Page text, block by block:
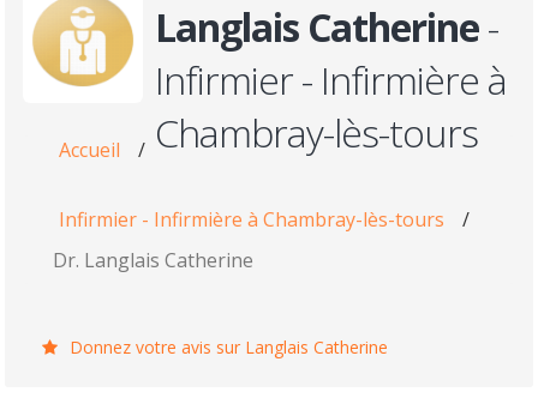
Langlais Catherine-
Infirmier - Infirmière à
Chambray-lès-tours
Accueil /
Infirmier - Infirmière à Chambray-lès-tours
/
Dr. Langlais Catherine
Donnez votre avis sur Langlais Catherine